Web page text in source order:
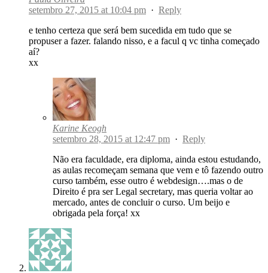
setembro 27, 2015 at 10:04 pm · Reply
e tenho certeza que será bem sucedida em tudo que se
propuser a fazer. falando nisso, e a facul q vc tinha começado
aí?
xx
Karine Keogh
setembro 28, 2015 at 12:47 pm · Reply
Não era faculdade, era diploma, ainda estou estudando,
as aulas recomeçam semana que vem e tô fazendo outro
curso também, esse outro é webdesign….mas o de
Direito é pra ser Legal secretary, mas queria voltar ao
mercado, antes de concluir o curso. Um beijo e
obrigada pela força! xx